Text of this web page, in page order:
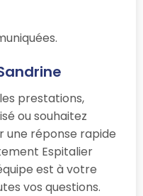
prestations,
ou souhaitez
une réponse rapide
Espitalier
est à votre
vos questions.